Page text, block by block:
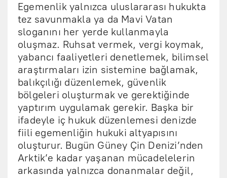
Egemenlik yalnızca uluslararası hukukta
tez savunmakla ya da Mavi Vatan
sloganını her yerde kullanmayla
oluşmaz. Ruhsat vermek, vergi koymak,
yabancı faaliyetleri denetlemek, bilimsel
araştırmaları izin sistemine bağlamak,
balıkçılığı düzenlemek, güvenlik
bölgeleri oluşturmak ve gerektiğinde
yaptırım uygulamak gerekir. Başka bir
ifadeyle iç hukuk düzenlemesi denizde
fiili egemenliğin hukuki altyapısını
oluşturur. Bugün Güney Çin Denizi’nden
Arktik’e kadar yaşanan mücadelelerin
arkasında yalnızca donanmalar değil,